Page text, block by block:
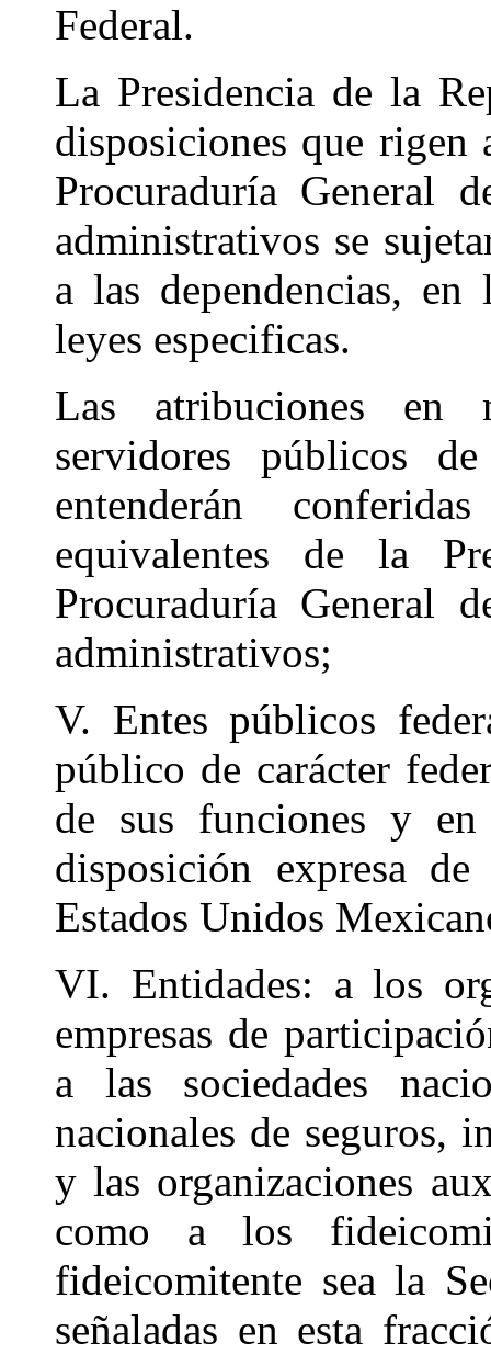
Federal.
La Presidencia de la
disposiciones que rigen
Procuraduría General
administrativos se
a las dependencias,
leyes especificas.
Las atribuciones en
servidores públicos
entenderán
equivalentes de la
Procuraduría General
administrativos;
V. Entes públicos
público de carácter
de sus funciones y en
disposición expresa
Estados Unidos
VI. Entidades: a los
empresas de
a las sociedades
nacionales de seguros,
y las organizaciones
como a los
fideicomitente sea la
señaladas en esta